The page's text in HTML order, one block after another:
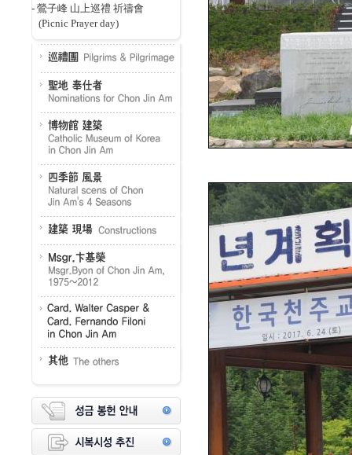
- 鶯子峰 山上巡禮 祈禱會
(Picnic Prayer day)